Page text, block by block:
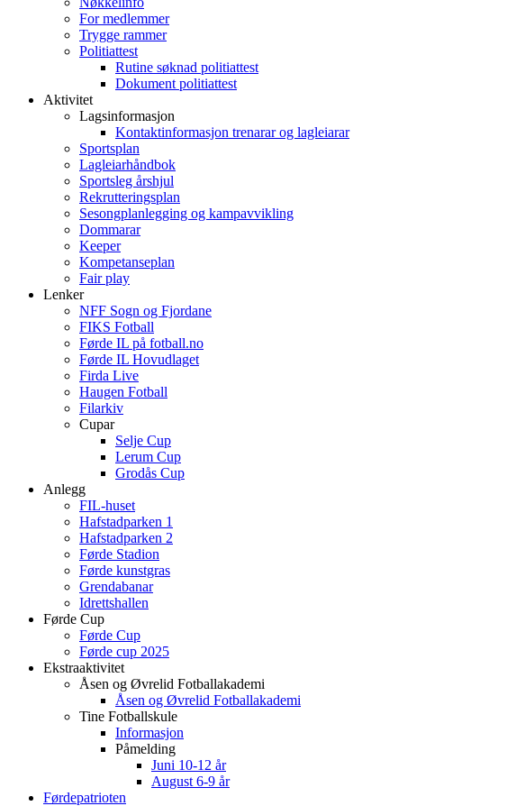
For medlemmer
Trygge rammer
Politiattest
Rutine søknad politiattest
Dokument politiattest
Aktivitet
Lagsinformasjon
Kontaktinformasjon trenarar og lagleiarar
Sportsplan
Lagleiarhåndbok
Sportsleg årshjul
Rekrutteringsplan
Sesongplanlegging og kampavvikling
Dommarar
Keeper
Kompetanseplan
Fair play
Lenker
NFF Sogn og Fjordane
FIKS Fotball
Førde IL på fotball.no
Førde IL Hovudlaget
Firda Live
Haugen Fotball
Filarkiv
Cupar
Selje Cup
Lerum Cup
Grodås Cup
Anlegg
FIL-huset
Hafstadparken 1
Hafstadparken 2
Førde Stadion
Førde kunstgras
Grendabanar
Idrettshallen
Førde Cup
Førde Cup
Førde cup 2025
Ekstraaktivitet
Åsen og Øvrelid Fotballakademi
Åsen og Øvrelid Fotballakademi
Tine Fotballskule
Informasjon
Påmelding
Juni 10-12 år
August 6-9 år
Førdepatrioten